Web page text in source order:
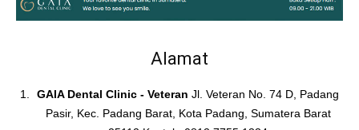
Alamat
GAIA Dental Clinic - Veteran Jl. Veteran No. 74 D, Padang
Pasir, Kec. Padang Barat, Kota Padang, Sumatera Barat